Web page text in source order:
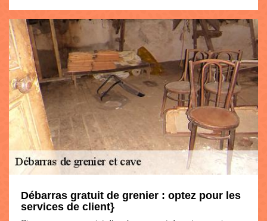
Débarras gratuit de grenier : optez pour les
services de client}